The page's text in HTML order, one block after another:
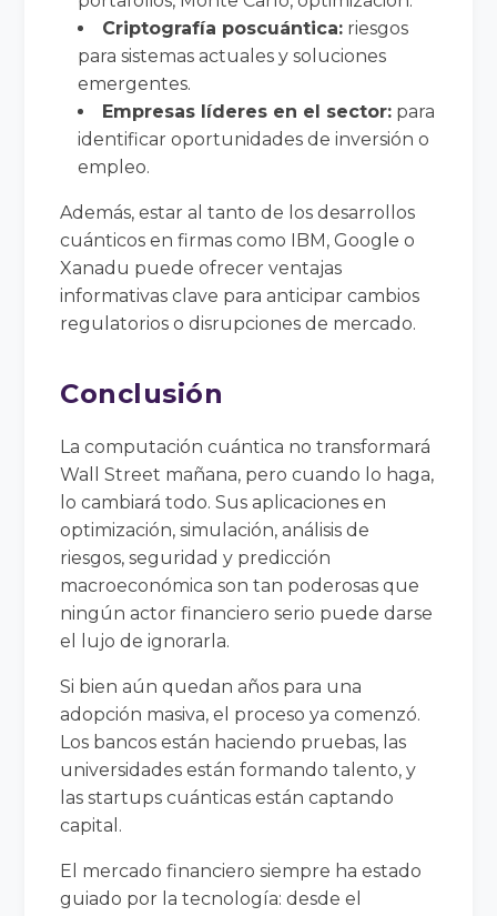
Criptografía poscuántica: riesgos
para sistemas actuales y soluciones
emergentes.
Empresas líderes en el sector: para
identificar oportunidades de inversión o
empleo.
Además, estar al tanto de los desarrollos
cuánticos en firmas como IBM, Google o
Xanadu puede ofrecer ventajas
informativas clave para anticipar cambios
regulatorios o disrupciones de mercado.
Conclusión
La computación cuántica no transformará
Wall Street mañana, pero cuando lo haga,
lo cambiará todo. Sus aplicaciones en
optimización, simulación, análisis de
riesgos, seguridad y predicción
macroeconómica son tan poderosas que
ningún actor financiero serio puede darse
el lujo de ignorarla.
Si bien aún quedan años para una
adopción masiva, el proceso ya comenzó.
Los bancos están haciendo pruebas, las
universidades están formando talento, y
las startups cuánticas están captando
capital.
El mercado financiero siempre ha estado
guiado por la tecnología: desde el